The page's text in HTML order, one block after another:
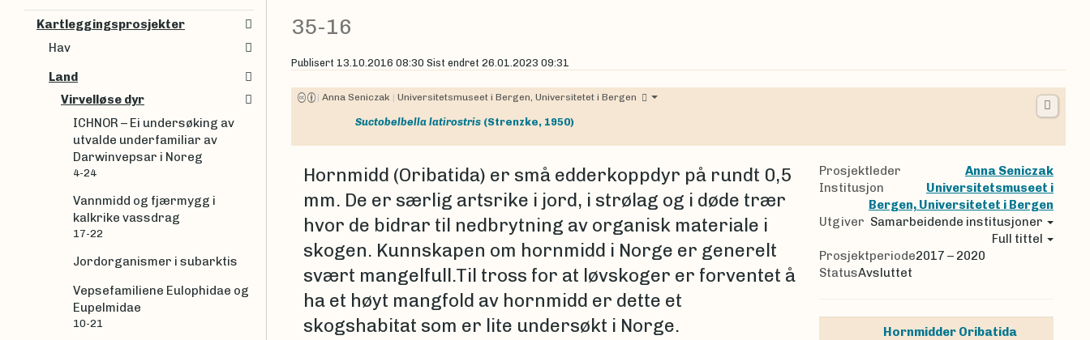
35-16
Publisert 13.10.2016 08:30 Sist endret 26.01.2023 09:31
| Anna Seniczak | Universitetsmuseet i Bergen, Universitetet i Bergen
Suctobelbella latirostris (Strenzke, 1950)
Hornmidd (Oribatida) er små edderkoppdyr på rundt 0,5
mm. De er særlig artsrike i jord, i strølag og i døde trær
hvor de bidrar til nedbrytning av organisk materiale i
skogen. Kunnskapen om hornmidd i Norge er generelt
svært mangelfull.Til tross for at løvskoger er forventet å
ha et høyt mangfold av hornmidd er dette et
skogshabitat som er lite undersøkt i Norge.
Prosjektleder
Anna Seniczak
Institusjon
Universitetsmuseet i
Bergen, Universitetet i Bergen
Utgiver Samarbeidende institusjoner
Full tittel
Prosjektperiode2017 – 2020
StatusAvsluttet
Hornmidder Oribatida
Kartleggingsprosjekter
Hav
Land
Virvelløse dyr
ICHNOR – Ei undersøking av
utvalde underfamiliar av
Darwinvepsar i Noreg
4-24
Vannmidd og fjærmygg i
kalkrike vassdrag
17-22
Jordorganismer i subarktis
Vepsefamiliene Eulophidae og
Eupelmidae
10-21